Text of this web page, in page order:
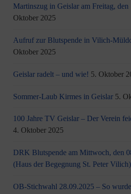
Martinszug in Geislar am Freitag,
Oktober 2025
Aufruf zur Blutspende in Vilich-
Oktober 2025
Geislar radelt – und wie! 5. Oktober
Sommer-Laub Kirmes in Geislar 5.
100 Jahre TV Geislar – Der Verein
4. Oktober 2025
DRK Blutspende am Mittwoch, den
(Haus der Begegnung St. Peter Vilich)
OB-Stichwahl 28.09.2025 – So